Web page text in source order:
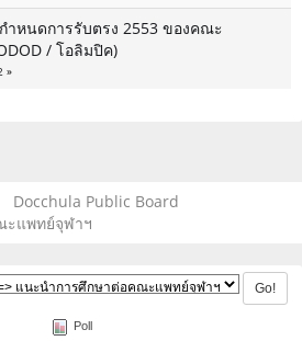
หนดการรับตรง 2553 ของคณะ
/ โอลิมปิค)
»
Docchula Public Board
ะแพทย์จุฬาฯ
Poll